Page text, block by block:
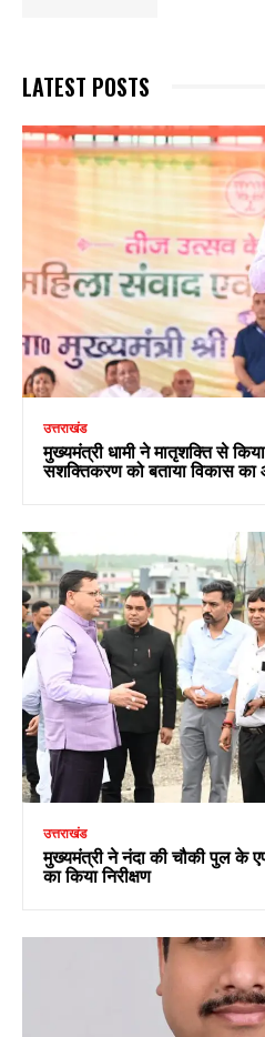
LATEST POSTS
उत्तराखंड
मुख्यमंत्री धामी ने मातृशक्ति से
सशक्तिकरण को बताया विकास का
उत्तराखंड
मुख्यमंत्री ने नंदा की चौकी पुल के
का किया निरीक्षण